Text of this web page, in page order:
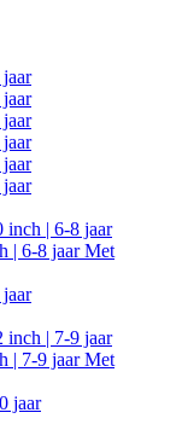
inch | 6-8 jaar
| 6-8 jaar Met
inch | 7-9 jaar
| 7-9 jaar Met
jaar